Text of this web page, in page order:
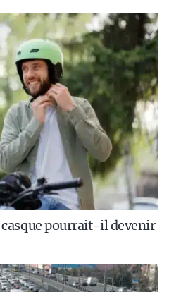
pourrait-il devenir